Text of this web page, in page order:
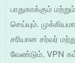
பாதுகாக்கும்
செய்யும்.
சரியான சர்வர்
வேண்டும். VPN